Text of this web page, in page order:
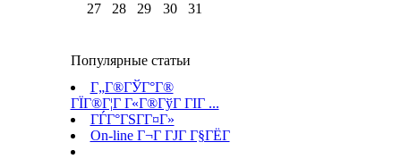
27
28 29 30 31
Популярные статьи
Г„Г®ГЎГ°Г®
ГЇГ®Г¦Г Г«Г®ГўГ ГІГ ...
ГЃГ°ГЅГ­Г¤Г»
On-line Г¬Г ГЈГ Г§ГЁГ­